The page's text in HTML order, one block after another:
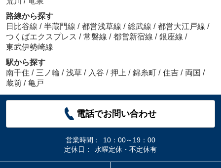
路線から探す
日比谷線 / 半蔵門線 / 都営浅草線 / 総武線 / 都営大江戸線 /
つくばエクスプレス / 常磐線 / 都営新宿線 / 銀座線 /
東武伊勢崎線
駅から探す
南千住 / 三ノ輪 / 浅草 / 入谷 / 押上 / 錦糸町 / 住吉 / 両国 /
蔵前 / 亀戸
電話でお問い合わせ
営業時間：
10：00～19：00
定休日：
水曜定休・不定休有